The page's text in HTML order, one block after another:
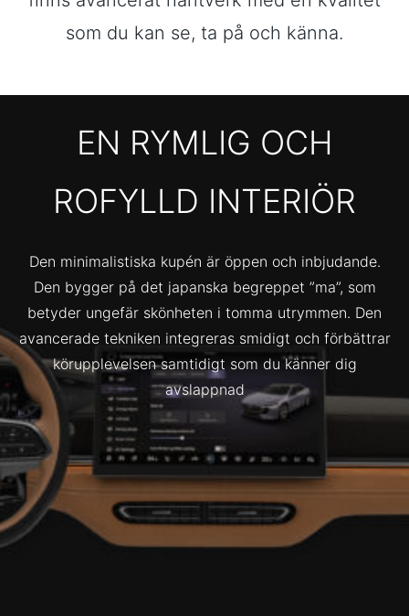
som du kan se, ta på och känna.
EN RYMLIG OCH
ROFYLLD INTERIÖR
Den minimalistiska kupén är öppen och inbjudande.
Den bygger på det japanska begreppet ”ma”, som
betyder ungefär skönheten i tomma utrymmen. Den
avancerade tekniken integreras smidigt och förbättrar
körupplevelsen samtidigt som du känner dig
avslappnad